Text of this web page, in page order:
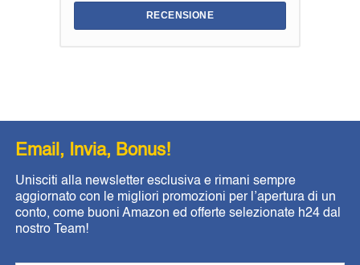
RECENSIONE
Email, Invia, Bonus!
Unisciti alla newsletter esclusiva e rimani sempre
aggiornato con le migliori promozioni per l’apertura di un
conto, come buoni Amazon ed offerte selezionate h24 dal
nostro Team!